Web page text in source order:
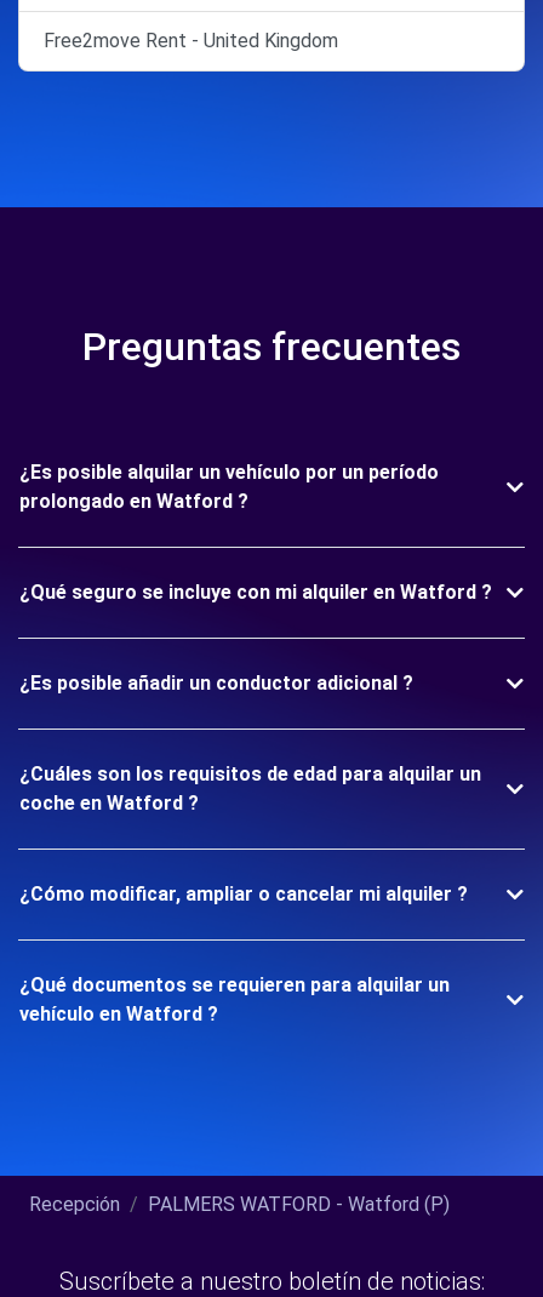
Free2move Rent - United Kingdom
Preguntas frecuentes
¿Es posible alquilar un vehículo por un período
prolongado en Watford ?
¿Qué seguro se incluye con mi alquiler en Watford ?
¿Es posible añadir un conductor adicional ?
¿Cuáles son los requisitos de edad para alquilar un
coche en Watford ?
¿Cómo modificar, ampliar o cancelar mi alquiler ?
¿Qué documentos se requieren para alquilar un
vehículo en Watford ?
Recepción PALMERS WATFORD - Watford (P)
Suscríbete a nuestro boletín de noticias: